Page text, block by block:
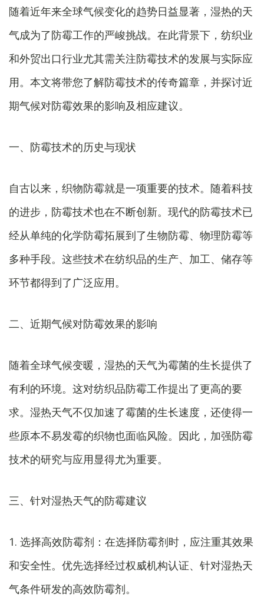
随着近年来全球气候变化的趋势日益显著，湿热的天
气成为了防霉工作的严峻挑战。在此背景下，纺织业
和外贸出口行业尤其需关注防霉技术的发展与实际应
用。本文将带您了解防霉技术的传奇篇章，并探讨近
期气候对防霉效果的影响及相应建议。
一、防霉技术的历史与现状
自古以来，织物防霉就是一项重要的技术。随着科技
的进步，防霉技术也在不断创新。现代的防霉技术已
经从单纯的化学防霉拓展到了生物防霉、物理防霉等
多种手段。这些技术在纺织品的生产、加工、储存等
环节都得到了广泛应用。
二、近期气候对防霉效果的影响
随着全球气候变暖，湿热的天气为霉菌的生长提供了
有利的环境。这对纺织品防霉工作提出了更高的要
求。湿热天气不仅加速了霉菌的生长速度，还使得一
些原本不易发霉的织物也面临风险。因此，加强防霉
技术的研究与应用显得尤为重要。
三、针对湿热天气的防霉建议
1. 选择高效防霉剂：在选择防霉剂时，应注重其效果
和安全性。优先选择经过权威机构认证、针对湿热天
气条件研发的高效防霉剂。